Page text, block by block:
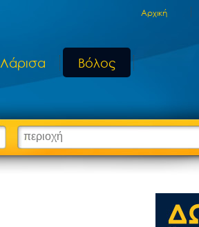
Λάρισα Βόλος
Aρχική